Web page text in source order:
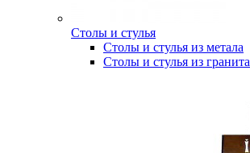
Столы и стулья
Столы и стулья из метала
Столы и стулья из гранита